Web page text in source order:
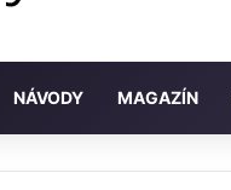
NÁVODY MAGAZÍN